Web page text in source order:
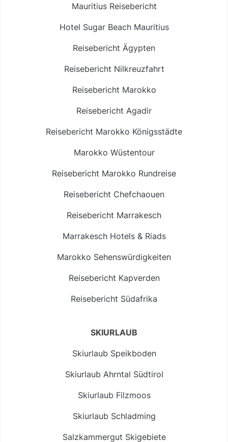
Mauritius Reisebericht
Hotel Sugar Beach Mauritius
Reisebericht Ägypten
Reisebericht Nilkreuzfahrt
Reisebericht Marokko
Reisebericht Agadir
Reisebericht Marokko Königsstädte
Marokko Wüstentour
Reisebericht Marokko Rundreise
Reisebericht Chefchaouen
Reisebericht Marrakesch
Marrakesch Hotels & Riads
Marokko Sehenswürdigkeiten
Reisebericht Kapverden
Reisebericht Südafrika
SKIURLAUB
Skiurlaub Speikboden
Skiurlaub Ahrntal Südtirol
Skiurlaub Filzmoos
Skiurlaub Schladming
Salzkammergut Skigebiete